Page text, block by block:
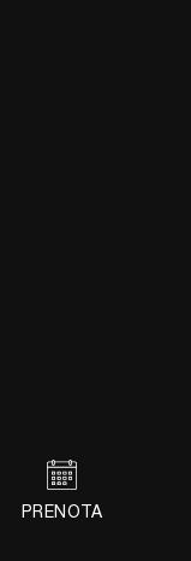
PRENOTA
M. & C.